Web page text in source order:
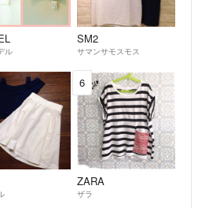
ル
SM2
サマンサモスモス
6
ZARA
ザラ